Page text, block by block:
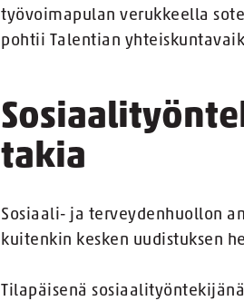
työvoimapulan verukkeella
pohtii Talentian
takia
Sosiaali- ja terveydenhuollon
kuitenkin kesken uudistuksen
Tilapäisenä